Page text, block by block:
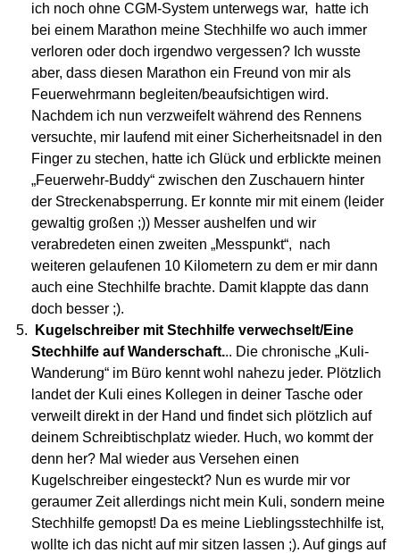
ich noch ohne CGM-System unterwegs war, hatte ich
bei einem Marathon meine Stechhilfe wo auch immer
verloren oder doch irgendwo vergessen? Ich wusste
aber, dass diesen Marathon ein Freund von mir als
Feuerwehrmann begleiten/beaufsichtigen wird.
Nachdem ich nun verzweifelt während des Rennens
versuchte, mir laufend mit einer Sicherheitsnadel in den
Finger zu stechen, hatte ich Glück und erblickte meinen
„Feuerwehr-Buddy“ zwischen den Zuschauern hinter
der Streckenabsperrung. Er konnte mir mit einem (leider
gewaltig großen ;)) Messer aushelfen und wir
verabredeten einen zweiten „Messpunkt“, nach
weiteren gelaufenen 10 Kilometern zu dem er mir dann
auch eine Stechhilfe brachte. Damit klappte das dann
doch besser ;).
Kugelschreiber mit Stechhilfe verwechselt/Eine
Stechhilfe auf Wanderschaft... Die chronische „Kuli-
Wanderung“ im Büro kennt wohl nahezu jeder. Plötzlich
landet der Kuli eines Kollegen in deiner Tasche oder
verweilt direkt in der Hand und findet sich plötzlich auf
deinem Schreibtischplatz wieder. Huch, wo kommt der
denn her? Mal wieder aus Versehen einen
Kugelschreiber eingesteckt? Nun es wurde mir vor
geraumer Zeit allerdings nicht mein Kuli, sondern meine
Stechhilfe gemopst! Da es meine Lieblingsstechhilfe ist,
wollte ich das nicht auf mir sitzen lassen ;). Auf gings auf